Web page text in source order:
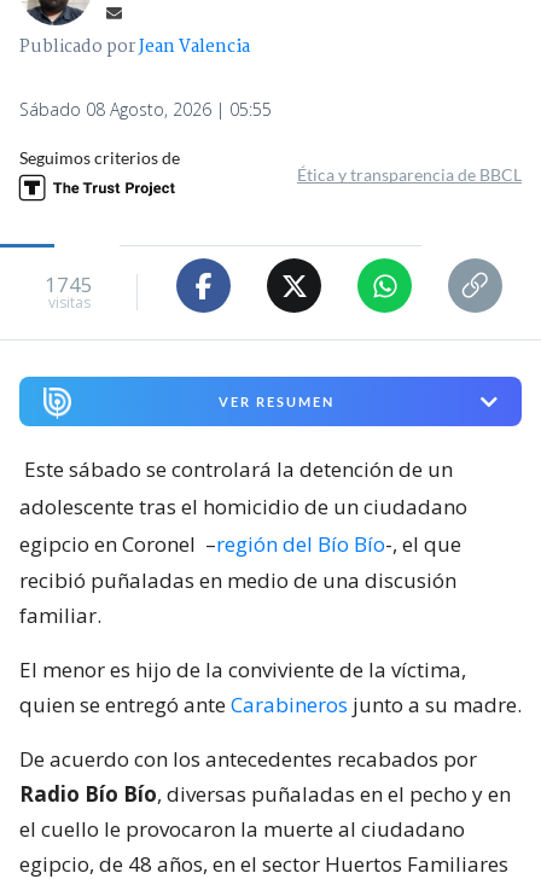
Publicado porJean Valencia
Sábado 08 Agosto, 2026 | 05:55
Seguimos criterios de
Ética y transparencia de BBCL
1745
visitas
VER RESUMEN
Este sábado se controlará la detención de un
adolescente tras el homicidio de un ciudadano
egipcio en Coronel –región del Bío Bío-, el que
recibió puñaladas en medio de una discusión
familiar.
El menor es hijo de la conviviente de la víctima,
quien se entregó anteCarabineros junto a su madre.
De acuerdo con los antecedentes recabados por
Radio Bío Bío, diversas puñaladas en el pecho y en
el cuello le provocaron la muerte al ciudadano
egipcio, de 48 años, en el sector Huertos Familiares